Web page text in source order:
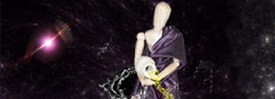
contenu